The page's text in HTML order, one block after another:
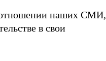
отношении наших СМИ,
в свои